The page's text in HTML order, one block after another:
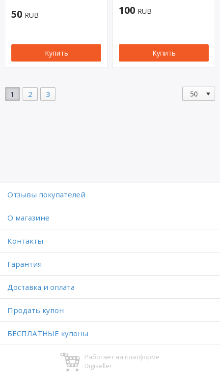
50 RUB
Купить
100 RUB
Купить
1 2 3
Отзывы покупателей
O магазине
Контакты
Гарантия
Доставка и оплата
Продать купон
БЕСПЛАТНЫЕ купоны
Работает на платформе
Digiseller